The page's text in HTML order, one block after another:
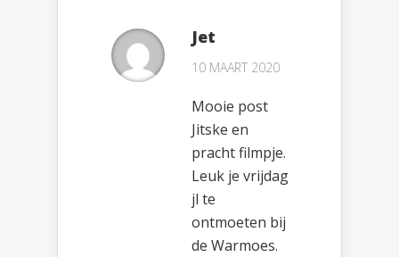
Jet
10 MAART 2020
Mooie post
Jitske en
pracht filmpje.
Leuk je vrijdag
jl te
ontmoeten bij
de Warmoes.